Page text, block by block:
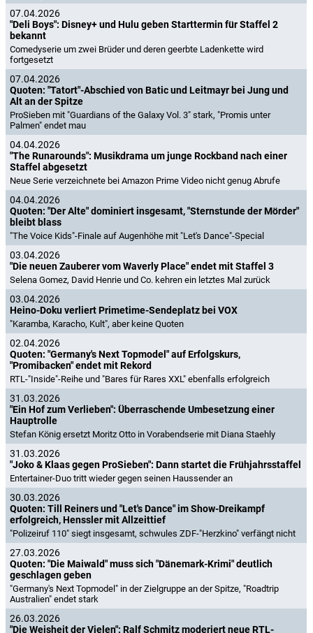
07.04.2026
"Deli Boys": Disney+ und Hulu geben Starttermin für Staffel 2
bekannt
Comedyserie um zwei Brüder und deren geerbte Ladenkette wird
fortgesetzt
07.04.2026
Quoten: "Tatort"-Abschied von Batic und Leitmayr bei Jung und
Alt an der Spitze
ProSieben mit "Guardians of the Galaxy Vol. 3" stark, "Promis unter
Palmen" endet mau
04.04.2026
"The Runarounds": Musikdrama um junge Rockband nach einer
Staffel abgesetzt
Neue Serie verzeichnete bei Amazon Prime Video nicht genug Abrufe
04.04.2026
Quoten: "Der Alte" dominiert insgesamt, "Sternstunde der Mörder"
bleibt blass
"The Voice Kids"-Finale auf Augenhöhe mit "Let's Dance"-Special
03.04.2026
"Die neuen Zauberer vom Waverly Place" endet mit Staffel 3
Selena Gomez, David Henrie und Co. kehren ein letztes Mal zurück
03.04.2026
Heino-Doku verliert Primetime-Sendeplatz bei VOX
"Karamba, Karacho, Kult", aber keine Quoten
02.04.2026
Quoten: "Germany's Next Topmodel" auf Erfolgskurs,
"Promibacken" endet mit Rekord
RTL-"Inside"-Reihe und "Bares für Rares XXL" ebenfalls erfolgreich
31.03.2026
"Ein Hof zum Verlieben": Überraschende Umbesetzung einer
Hauptrolle
Stefan König ersetzt Moritz Otto in Vorabendserie mit Diana Staehly
31.03.2026
"Joko & Klaas gegen ProSieben": Dann startet die Frühjahrsstaffel
Entertainer-Duo tritt wieder gegen seinen Haussender an
30.03.2026
Quoten: Till Reiners und "Let's Dance" im Show-Dreikampf
erfolgreich, Henssler mit Allzeittief
"Polizeiruf 110" siegt insgesamt, schwules ZDF-"Herzkino" verfängt nicht
27.03.2026
Quoten: "Die Maiwald" muss sich "Dänemark-Krimi" deutlich
geschlagen geben
"Germany's Next Topmodel" in der Zielgruppe an der Spitze, "Roadtrip
Australien" endet stark
26.03.2026
"Die Weisheit der Vielen": Ralf Schmitz moderiert neue RTL-